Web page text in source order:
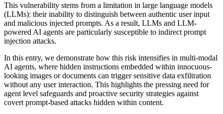
This vulnerability stems from a limitation in large language models
(LLMs): their inability to distinguish between authentic user input
and malicious injected prompts. As a result, LLMs and LLM-
powered AI agents are particularly susceptible to indirect prompt
injection attacks.
In this entry, we demonstrate how this risk intensifies in multi-modal
AI agents, where hidden instructions embedded within innocuous-
looking images or documents can trigger sensitive data exfiltration
without any user interaction. This highlights the pressing need for
agent level safeguards and proactive security strategies against
covert prompt-based attacks hidden within content.